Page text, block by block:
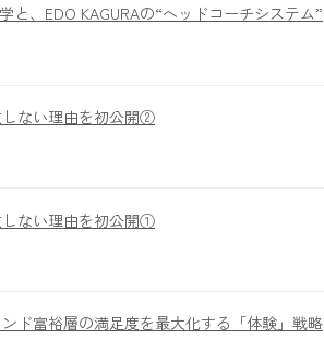
と、EDO KAGURAの“ヘッドコーチシステム”
ない理由を初公開②
ない理由を初公開①
ド富裕層の満足度を最大化する「体験」戦略